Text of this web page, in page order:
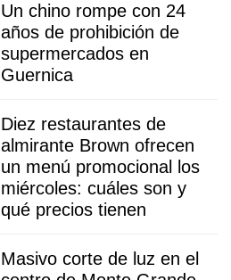
Un chino rompe con 24
años de prohibición de
supermercados en
Guernica
Diez restaurantes de
almirante Brown ofrecen
un menú promocional los
miércoles: cuáles son y
qué precios tienen
Masivo corte de luz en el